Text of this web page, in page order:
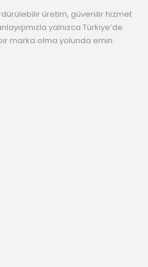
üretim, güvenilir hizmet
yalnızca Türkiye’de
marka olma yolunda emin